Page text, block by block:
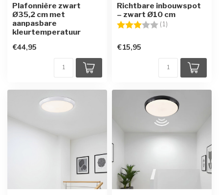
Plafonnière zwart
Ø35,2 cm met
aanpasbare
kleurtemperatuur
€44,95
Richtbare inbouwspot
– zwart Ø10 cm
Beoordeling: (1)
€15,95